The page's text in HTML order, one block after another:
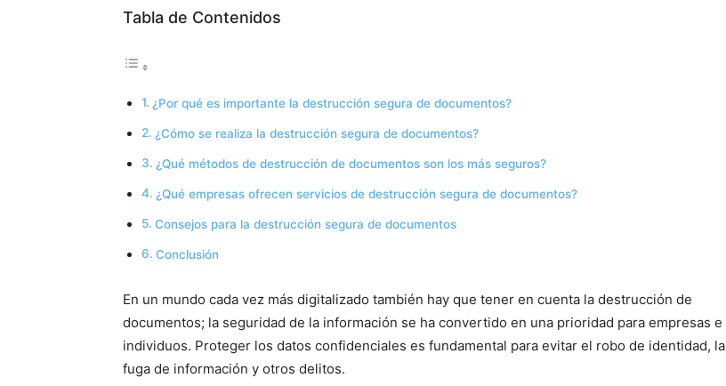
Tabla de Contenidos
¿Por qué es importante la destrucción segura de documentos?
¿Cómo se realiza la destrucción segura de documentos?
¿Qué métodos de destrucción de documentos son los más seguros?
¿Qué empresas ofrecen servicios de destrucción segura de documentos?
Consejos para la destrucción segura de documentos
Conclusión
En un mundo cada vez más digitalizado también hay que tener en cuenta la destrucción de
documentos; la seguridad de la información se ha convertido en una prioridad para empresas e
individuos. Proteger los datos confidenciales es fundamental para evitar el robo de identidad, la
fuga de información y otros delitos.